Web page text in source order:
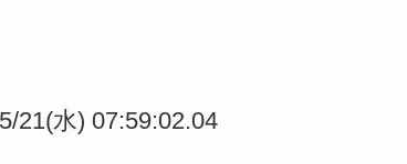
21(水) 07:59:02.04